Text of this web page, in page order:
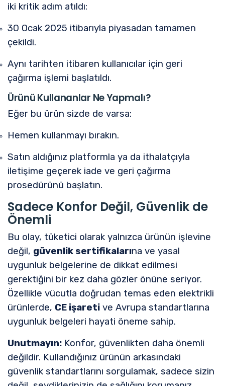
iki kritik adım atıldı:
30 Ocak 2025 itibarıyla piyasadan tamamen
çekildi.
Aynı tarihten itibaren kullanıcılar için geri
çağırma işlemi başlatıldı.
Ürünü Kullananlar Ne Yapmalı?
Eğer bu ürün sizde de varsa:
Hemen kullanmayı bırakın.
Satın aldığınız platformla ya da ithalatçıyla
iletişime geçerek iade ve geri çağırma
prosedürünü başlatın.
Sadece Konfor Değil, Güvenlik de
Önemli
Bu olay, tüketici olarak yalnızca ürünün işlevine
değil, güvenlik sertifikalarına ve yasal
uygunluk belgelerine de dikkat edilmesi
gerektiğini bir kez daha gözler önüne seriyor.
Özellikle vücutla doğrudan temas eden elektrikli
ürünlerde, CE işareti ve Avrupa standartlarına
uygunluk belgeleri hayati öneme sahip.
Unutmayın: Konfor, güvenlikten daha önemli
değildir. Kullandığınız ürünün arkasındaki
güvenlik standartlarını sorgulamak, sadece sizin